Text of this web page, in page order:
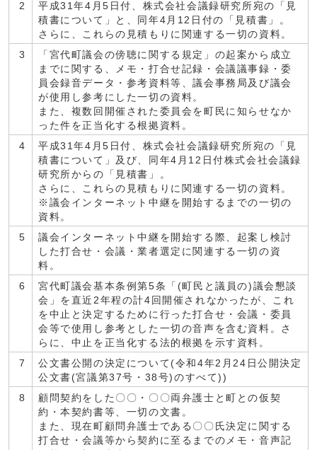
2
平成31年4月5日付、株式会社会議録研究所宛の「見
積書について」と、同年4月12日付の「見積書」。
さらに、これらの見積もりに関連する一切の資料。
3
「宮代町議会の傍聴に関する規定」の起案から成立
までに関する、メモ・打合せ記録・会議議事録・委
員会録音データ・参考資料等、議会事務局及び議会
が使用し参考にした一切の資料。
また、複数回開催された委員会を町民に知らせなか
った件を正当化する根拠資料。
4
平成31年4月5日付、株式会社会議録研究所宛の「見
積書について」及び、同年4月12日付株式会社会議録
研究所からの「見積書」。
さらに、これらの見積もりに関連する一切の資料。
※議会インターネット中継を開始するまでの一切の
資料。
5
議会インターネット中継を開始する際、起案し検討
した打合せ・会議・業者選定に関連する一切の資
料。
6
宮代町議会基本条例第5条「(町民と議員の)議会懇談
会」を直近2年程の計4回開催されなかったが、これ
を中止と決定するために行った打合せ・会議・委員
会等で使用し参考とした一切の音声を含む資料。さ
らに、中止を正当化する法的根拠を示す資料。
7
公文書公開の決定について(令和4年2月24日公開決定
公文書(宮議第37号・38号)のすべて))
8
顧問契約をした〇〇・〇〇両弁護士と町との仮契
約・本契約書等、一切の文書。
また、現在町顧問弁護士である〇〇氏決定に関する
打合せ・会議等から契約に至るまでのメモ・音声記